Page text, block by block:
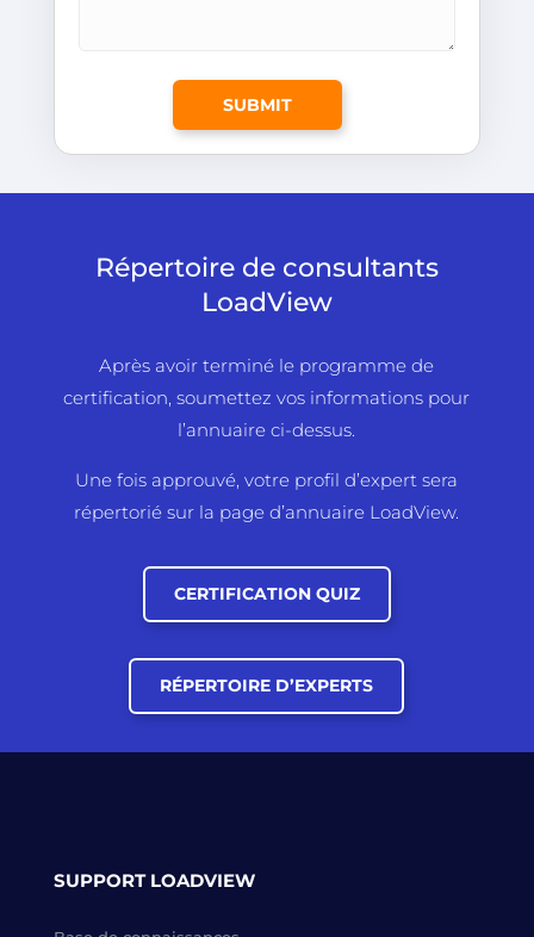
Répertoire de consultants
LoadView
Après avoir terminé le programme de
certification, soumettez vos informations pour
l’annuaire ci-dessus.
Une fois approuvé, votre profil d’expert sera
répertorié sur la page d’annuaire LoadView.
CERTIFICATION QUIZ
RÉPERTOIRE D’EXPERTS
SUPPORT LOADVIEW